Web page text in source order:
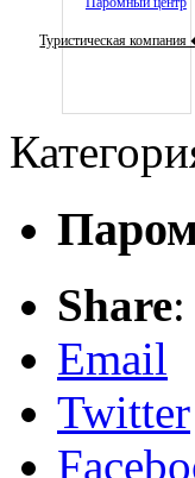
Туристическая компания
Share:
Email
Twitter